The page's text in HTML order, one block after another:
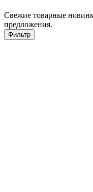
Свежие товарные
предложения.
Фильтр